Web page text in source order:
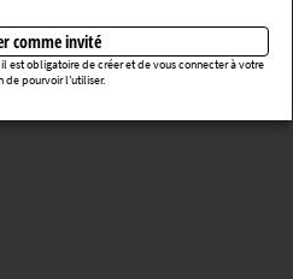
comme invité
est obligatoire de créer et de vous connecter à votre
de pourvoir l’utiliser.